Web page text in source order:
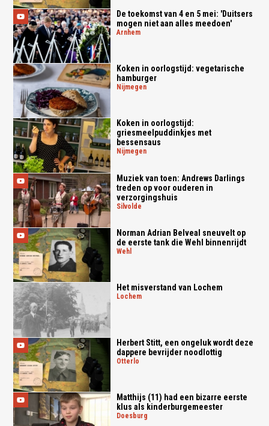
De toekomst van 4 en 5 mei: 'Duitsers
mogen niet aan alles meedoen'
arnhem
Koken in oorlogstijd: vegetarische
hamburger
nijmegen
Koken in oorlogstijd:
griesmeelpuddinkjes met
bessensaus
nijmegen
Muziek van toen: Andrews Darlings
treden op voor ouderen in
verzorgingshuis
silvolde
Norman Adrian Belveal sneuvelt op
de eerste tank die Wehl binnenrijdt
wehl
Het misverstand van Lochem
lochem
Herbert Stitt, een ongeluk wordt deze
dappere bevrijder noodlottig
otterlo
Matthijs (11) had een bizarre eerste
klus als kinderburgemeester
doesburg